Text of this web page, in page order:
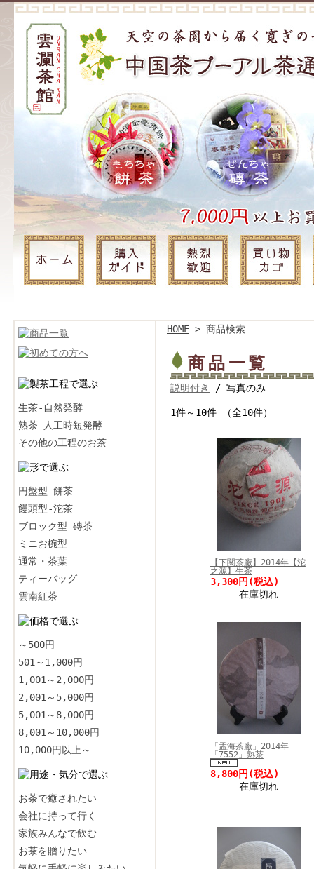
生茶-自然発酵
熟茶-人工時短発酵
その他の工程のお茶
円盤型-餅茶
饅頭型-沱茶
ブロック型-磚茶
ミニお椀型
通常・茶葉
ティーバッグ
雲南紅茶
～500円
501～1,000円
1,001～2,000円
2,001～5,000円
5,001～8,000円
8,001～10,000円
10,000円以上～
お茶で癒されたい
会社に持って行く
家族みんなで飲む
お茶を贈りたい
HOME > 商品検索
商品一覧
説明付き / 写真のみ
1件～10件 （全10件）
【下関茶廠】2014年【沱
之源】生茶
3,300円 (税込)
在庫切れ
「孟海茶廠」2014年
「7552」熟茶
8,800円 (税込)
在庫切れ